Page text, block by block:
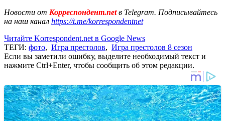
Новости от Корреспондент.netв Telegram. Подписывайтесь
на наш канал https://t.me/korrespondentnet
Читайте Korrespondent.net в Google News
ТЕГИ: фото, Игра престолов, Игра престолов 8 сезон
Если вы заметили ошибку, выделите необходимый текст и
нажмите Ctrl+Enter, чтобы сообщить об этом редакции.